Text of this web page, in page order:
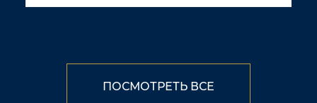
ПОСМОТРЕТЬ ВСЕ